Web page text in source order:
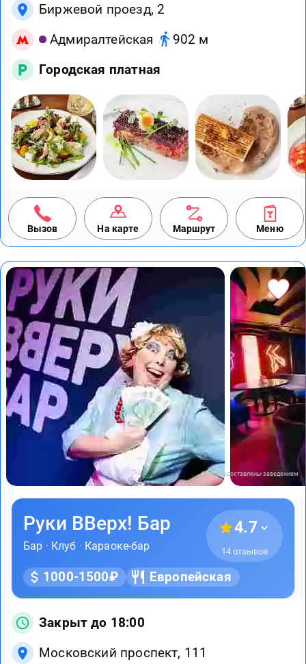
Биржевой проезд, 2
Адмиралтейская
902 м
Городская платная
Вызов На карте Маршрут Меню
Фото предоставлены заведением
Руки ВВерх! Бар
Бар · Клуб · Караоке-бар
4.7
14 отзывов
1000-1500₽ Европейская
Закрыт до 18:00
Московский проспект, 111